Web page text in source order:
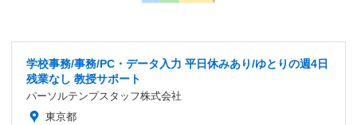
学校事務/事務/PC・データ入力 平日休みあり/ゆとりの週4日
残業なし 教授サポート
パーソルテンプスタッフ株式会社
東京都